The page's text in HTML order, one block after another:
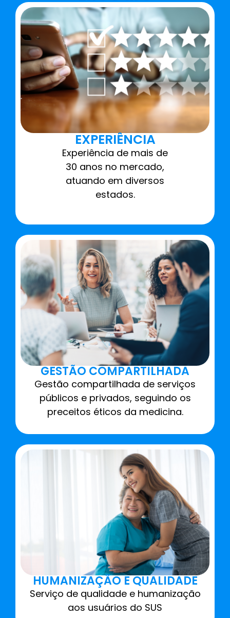
EXPERIÊNCIA
Experiência de mais de
30 anos no mercado,
atuando em diversos
estados.
GESTÃO COMPARTILHADA
Gestão compartilhada de serviços
públicos e privados, seguindo os
preceitos éticos da medicina.
HUMANIZAÇÃO E QUALIDADE
Serviço de qualidade e humanização
aos usuários do SUS